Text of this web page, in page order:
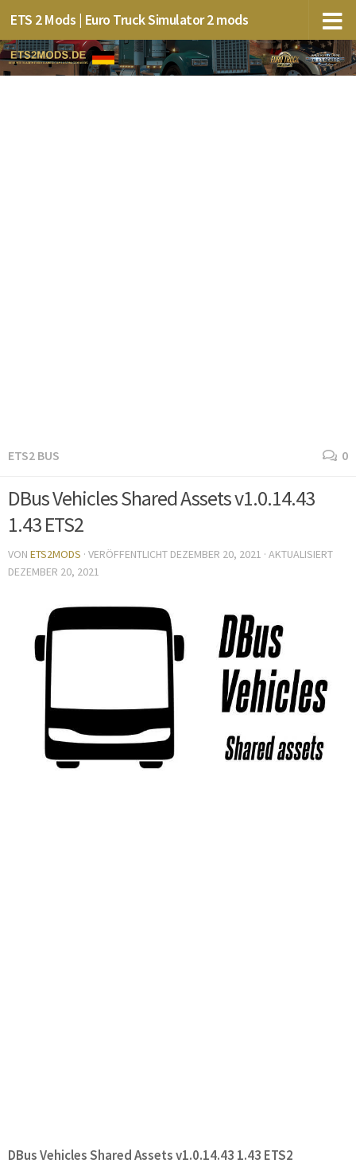
ETS 2 Mods | Euro Truck Simulator 2 mods
ETS2 BUS 0
DBus Vehicles Shared Assets v1.0.14.43
1.43 ETS2
VON ETS2MODS · VERÖFFENTLICHT DEZEMBER 20, 2021 · AKTUALISIERT
DEZEMBER 20, 2021
DBus Vehicles Shared Assets v1.0.14.43 1.43 ETS2